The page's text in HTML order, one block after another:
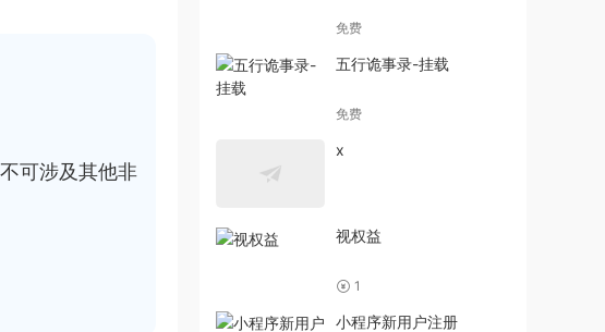
可涉及其他非
免费
五行诡事录-挂载
免费
x
视权益
1
小程序新用户注册